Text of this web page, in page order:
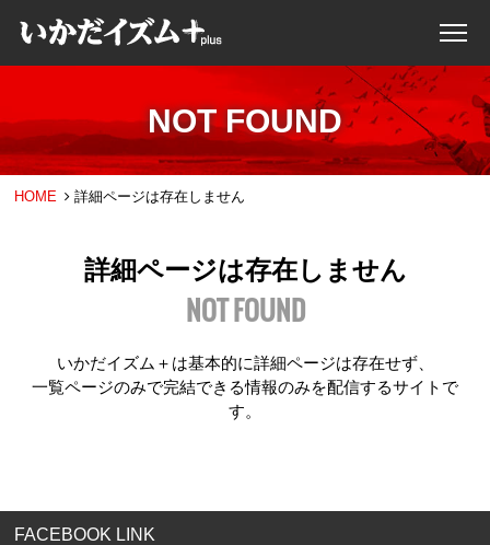
NOT FOUND
HOME 詳細ページは存在しません
詳細ページは存在しません
NOT FOUND
いかだイズム＋は基本的に詳細ページは存在せず、
一覧ページのみで完結できる情報のみを配信するサイトで
す。
FACEBOOK LINK